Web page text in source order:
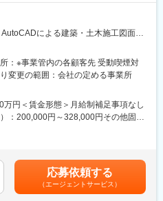
務
かい会社でありたいと常々願い努力
で働く社員との技術交流を深めるこ
務
による建築・土木施工図面の
キルアップのチャンスが豊富です。
ペレーターへ行かれた方、CADオペ
あります。また、大手とのつながり
へのバックアップしています。一級
建設業が抱える人不足・資材不足・
：※事業管内の各顧客先 受動喫煙対
変更の範囲：会社の定める事業所
万円＜賃金形態＞月給制補足事項なし
：200,000円～328,000円その他固定
、選考を通じて上下する可能性があ
当を含めた表記です。
応募依頼する
（エージェントサービス）